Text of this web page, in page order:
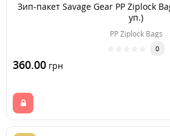
Зип-пакет Savage Gear PP Ziplock
уп.)
PP Ziplock Bags
0
360.00 грн